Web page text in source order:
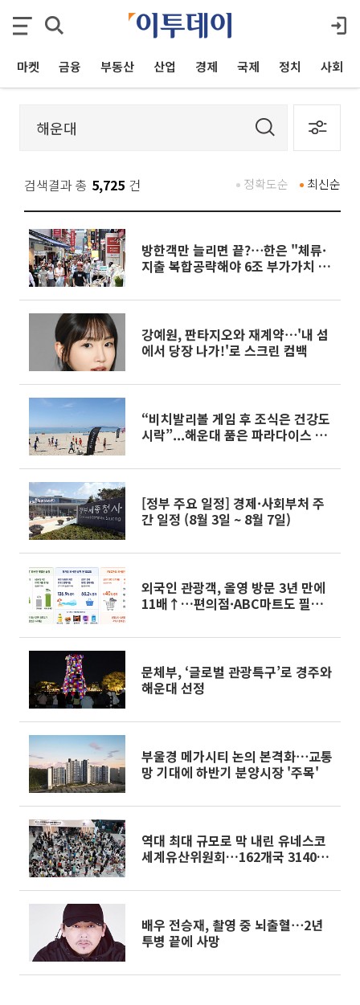
마켓 금융 부동산 산업 경제 국제 정치 사회
검색결과 총 5,725 건 최신순
정확도순
방한객만 늘리면 끝?⋯한은 "체류·
지출 복합공략해야 6조 부가가치 창
강예원, 판타지오와 재계약⋯'내 섬
에서 당장 나가!'로 스크린 컴백
“비치발리볼 게임 후 조식은 건강도
시락”...해운대 품은 파라다이스 부
[정부 주요 일정] 경제·사회부처 주
간 일정 (8월 3일 ~ 8월 7일)
외국인 관광객, 올영 방문 3년 만에
11배↑…편의점·ABC마트도 필수
문체부, ‘글로벌 관광특구’로 경주와
해운대 선정
부울경 메가시티 논의 본격화⋯교통
망 기대에 하반기 분양시장 '주목'
역대 최대 규모로 막 내린 유네스코
세계유산위원회…162개국 3140명
배우 전승재, 촬영 중 뇌출혈⋯2년
투병 끝에 사망